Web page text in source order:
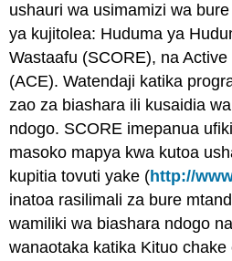
ushauri wa usimamizi wa
ya kujitolea: Huduma ya
Wastaafu (SCORE), na
(ACE). Watendaji katika
zao za biashara ili kusaidia
ndogo. SCORE imepanua
masoko mapya kwa kutoa
kupitia tovuti yake (http://
inatoa rasilimali za bure
wamiliki wa biashara ndogo
wanaotaka katika Kituo